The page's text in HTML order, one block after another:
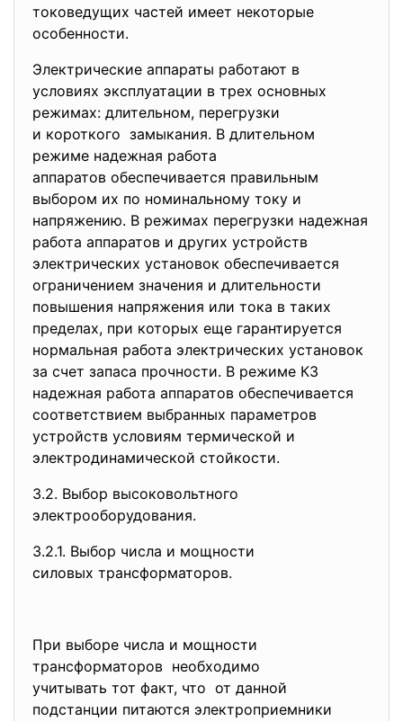
токоведущих частей имеет некоторые
особенности.
Электрические аппараты работают в
условиях эксплуатации в трех основных
режимах: длительном, перегрузки
и короткого замыкания. В длительном
режиме надежная работа
аппаратов обеспечивается правильным
выбором их по номинальному току и
напряжению. В режимах перегрузки надежная
работа аппаратов и других устройств
электрических установок обеспечивается
ограничением значения и длительности
повышения напряжения или тока в таких
пределах, при которых еще гарантируется
нормальная работа электрических установок
за счет запаса прочности. В режиме КЗ
надежная работа аппаратов обеспечивается
соответствием выбранных параметров
устройств условиям термической и
электродинамической стойкости.
3.2. Выбор высоковольтного
электрооборудования.
3.2.1. Выбор числа и мощности
силовых трансформаторов.
При выборе числа и мощности
трансформаторов необходимо
учитывать тот факт, что от данной
подстанции питаются электроприемники